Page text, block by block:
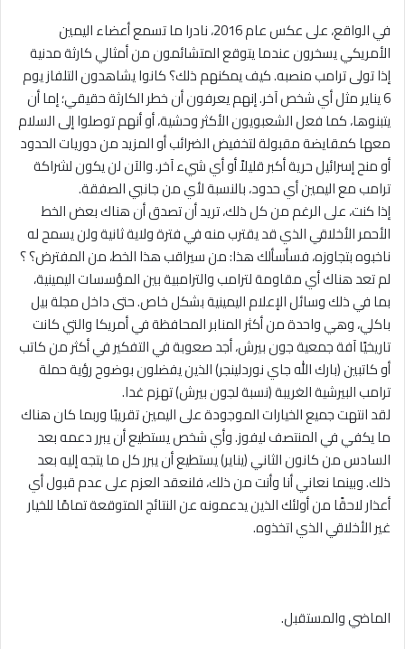
في الواقع، على عكس عام 2016، نادرا ما تسمع أعضاء اليمين
الأمريكي يسخرون عندما يتوقع المتشائمون من أمثالي كارثة مدنية
إذا تولى ترامب منصبه. كيف يمكنهم ذلك؟ كانوا يشاهدون التلفاز يوم
6 يناير مثل أي شخص آخر. إنهم يعرفون أن خطر الكارثة حقيقي؛ إما أن
يتبنوها، كما فعل الشعبويون الأكثر وحشية، أو أنهم توصلوا إلى السلام
معها كمقايضة مقبولة لتخفيض الضرائب أو المزيد من دوريات الحدود
أو منح إسرائيل حرية أكبر قليلاً أو أي شيء آخر. والآن لن يكون لشراكة
ترامب مع اليمين أي حدود، بالنسبة لأي من جانبي الصفقة.
إذا كنت، على الرغم من كل ذلك، تريد أن تصدق أن هناك بعض الخط
الأحمر الأخلاقي الذي قد يقترب منه في فترة ولاية ثانية ولن يسمح له
ناخبوه بتجاوزه، فسأسألك هذا: من سيراقب هذا الخط، من المفترض؟ ؟
لم تعد هناك أي مقاومة لترامب والترامبية بين المؤسسات اليمينية،
بما في ذلك وسائل الإعلام اليمينية بشكل خاص. حتى داخل مجلة بيل
باكلي، وهي واحدة من أكثر المنابر المحافظة في أمريكا والتي كانت
تاريخيًا آفة جمعية جون بيرش، أجد صعوبة في التفكير في أكثر من كاتب
أو كاتبين (بارك الله جاي نوردلينجر) الذين يفضلون بوضوح رؤية حملة
ترامب البيرشية الغريبة (نسبة لجون بيرش) تهزم غدا.
لقد انتهت جميع الخيارات الموجودة على اليمين تقريبًا وربما كان هناك
ما يكفي في المنتصف ليفوز. وأي شخص يستطيع أن يبرر دعمه بعد
السادس من كانون الثاني (يناير) يستطيع أن يبرر كل ما يتجه إليه بعد
ذلك. وبينما نعاني أنا وأنت من ذلك، فلنعقد العزم على عدم قبول أي
أعذار لاحقًا من أولئك الذين يدعمونه عن النتائج المتوقعة تمامًا للخيار
غير الأخلاقي الذي اتخذوه.
الماضي والمستقبل.